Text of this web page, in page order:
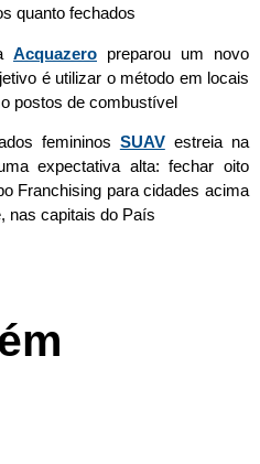
quanto fechados
Acquazero preparou um novo
é utilizar o método em locais
postos de combustível
femininos SUAVestreia na
expectativa alta: fechar oito
Franchising para cidades acima
nas capitais do País